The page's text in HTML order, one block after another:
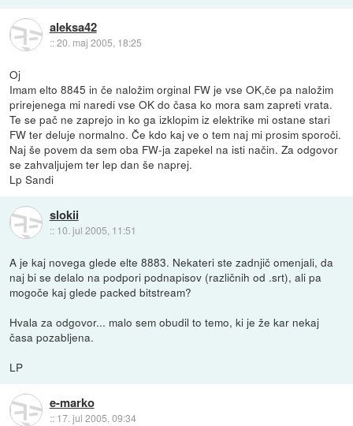
aleksa42
::20. maj 2005, 18:25
Oj
Imam elto 8845 in če naložim orginal FW je vse OK,če pa naložim
prirejenega mi naredi vse OK do časa ko mora sam zapreti vrata.
Te se pač ne zaprejo in ko ga izklopim iz elektrike mi ostane stari
FW ter deluje normalno. Če kdo kaj ve o tem naj mi prosim sporoči.
Naj še povem da sem oba FW-ja zapekel na isti način. Za odgovor
se zahvaljujem ter lep dan še naprej.
Lp Sandi
slokii
:: 10. jul 2005, 11:51
A je kaj novega glede elte 8883. Nekateri ste zadnjič omenjali, da
naj bi se delalo na podpori podnapisov (različnih od .srt), ali pa
mogoče kaj glede packed bitstream?
Hvala za odgovor... malo sem obudil to temo, ki je že kar nekaj
časa pozabljena.
LP
e-marko
:: 17. jul 2005, 09:34